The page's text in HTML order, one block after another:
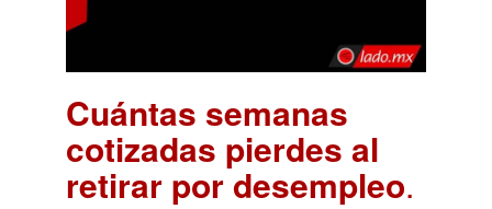
Cuántas semanas
cotizadas pierdes al
retirar por desempleo.